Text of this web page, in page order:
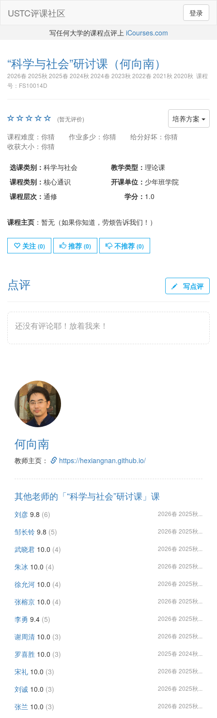
登录
USTC评课社区
写任何大学的课程点评上 iCourses.com
“科学与社会”研讨课 （何向南）
2026春 2025秋 2025春 2024秋 2024春 2023秋 2022春 2021秋 2020秋 课程
号：FS10014D
培养方案
(暂无评价)
课程难度：你猜 作业多少：你猜
给分好坏：你猜
收获大小：你猜
选课类别： 科学与社会 教学类型： 理论课
课程类别： 核心通识 开课单位： 少年班学院
课程层次： 通修 学分： 1.0
课程主页 ：暂无（如果你知道，劳烦告诉我们！）
关注 (0) 推荐 (0) 不推荐 (0)
点评 写点评
还没有评论耶！放着我来！
何向南
教师主页： https://hexiangnan.github.io/
其他老师的「“科学与社会”研讨课」课
刘彦 9.8 (6) 2026春 2025秋...
邹长铃 9.8 (5) 2026春 2025秋...
武晓君 10.0 (4) 2026春 2025秋...
朱冰 10.0 (4) 2026春 2025秋...
徐允河 10.0 (4) 2026春 2025秋...
张榕京 10.0 (4) 2026春 2025秋...
李勇 9.4 (5) 2026春 2025秋...
谢周清 10.0 (3) 2026春 2025秋...
罗喜胜 10.0 (3) 2025春 2024秋...
宋礼 10.0 (3) 2026春 2025秋...
刘诚 10.0 (3) 2026春 2025秋...
张兰 10.0 (3) 2026春 2025秋...